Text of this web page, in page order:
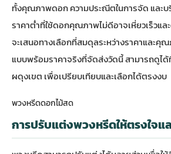
ทั้งคุณภาพดอก ความประณีตในการจัด และ
ราคาต่ำที่ใช้ดอกคุณภาพไม่ดีอาจเหี่ยวเร็วแล
จะเสนอทางเลือกที่สมดุลระหว่างราคาและคุ
แบบพร้อมราคาจริงที่จัดส่งวัดนี้ สามารถดูไ
ผดุงเขต เพื่อเปรียบเทียบและเลือกได้ตรงงบ
พวงหรีดดอกไม้สด
การปรับแต่งพวงหรีดให้ตรงใจแ